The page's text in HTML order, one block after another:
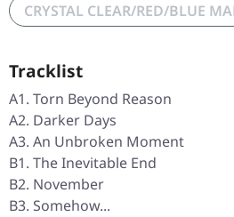
CRYSTAL CLEAR/RED/BLUE
Tracklist
A1. Torn Beyond Reason
A2. Darker Days
A3. An Unbroken Moment
B1. The Inevitable End
B2. November
B3. Somehow...